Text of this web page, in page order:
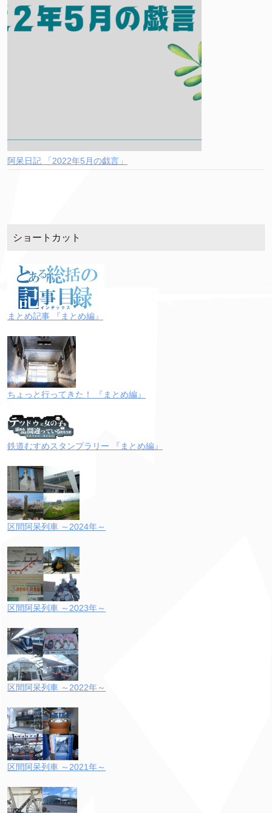
阿呆日記 「2022年5月の戯言」
ショートカット
まとめ記事 『まとめ編』
ちょっと行ってきた！ 『まとめ編』
鉄道むすめスタンプラリー 『まとめ編』
区間阿呆列車 ～2024年～
区間阿呆列車 ～2023年～
区間阿呆列車 ～2022年～
区間阿呆列車 ～2021年～